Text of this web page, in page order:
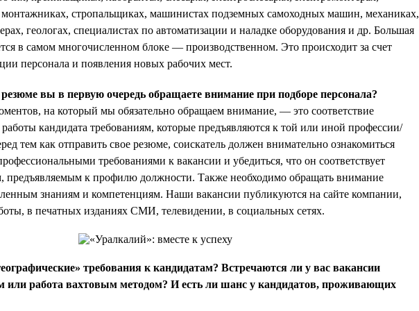
монтажниках, стропальщиках, машинистах подземных самоходных машин, механиках,
геологах, специалистах по автоматизации и наладке оборудования и др. Большая
в самом многочисленном блоке — производственном. Это происходит за счет
персонала и появления новых рабочих мест.
вы в первую очередь обращаете внимание при подборе персонала?
на который мы обязательно обращаем внимание, — это соответствие
кандидата требованиям, которые предъявляются к той или иной профессии/
тем как отправить свое резюме, соискатель должен внимательно ознакомиться
требованиями к вакансии и убедиться, что он соответствует
предъявляемым к профилю должности. Также необходимо обращать внимание
знаниям и компетенциям. Наши вакансии публикуются на сайте компании,
в печатных изданиях СМИ, телевидении, в социальных сетях.
требования к кандидатам? Встречаются ли у вас вакансии
или работа вахтовым методом? И есть ли шанс у кандидатов, проживающих